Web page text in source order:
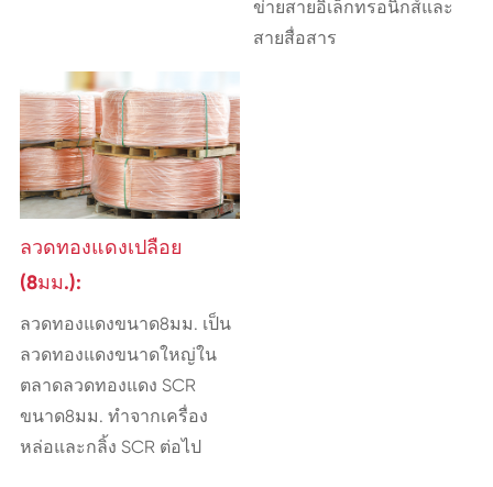
ข่ายสายอิเล็กทรอนิกส์และ
สายสื่อสาร
ลวดทองแดงเปลือย
(8มม.):
ลวดทองแดงขนาด8มม. เป็น
ลวดทองแดงขนาดใหญ่ใน
ตลาดลวดทองแดง SCR
ขนาด8มม. ทำจากเครื่อง
หล่อและกลิ้ง SCR ต่อไป